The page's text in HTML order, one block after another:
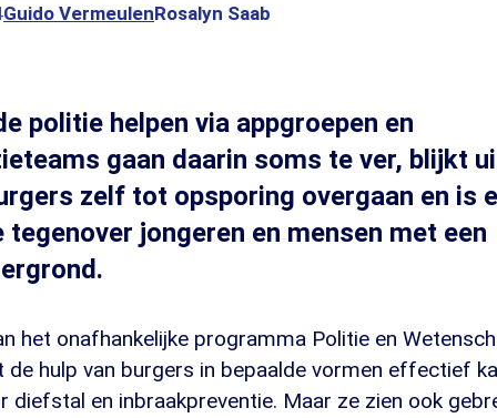
Guido VermeulenRosalyn Saab
politie helpen via appgroepen en
gaan daarin soms te ver, blijkt
zelf tot opsporing overgaan en is
jongeren en mensen met een
het onafhankelijke programma Politie en
hulp van burgers in bepaalde vormen effectief
diefstal en inbraakpreventie. Maar ze zien ook